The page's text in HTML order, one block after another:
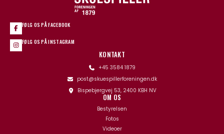
FØLG OS PÅ FACEBOOK
FØLG OS PÅ INSTAGRAM
KONTAKT
+45 3584 1879
post@skuespillerforeningen.dk
Bispebjergvej 53, 2400 KBH NV
OM OS
Bestyrelsen
Fotos
Videoer